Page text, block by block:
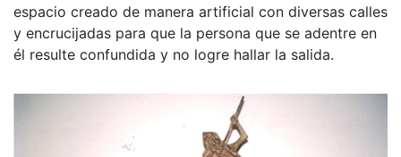
espacio creado de manera artificial con diversas calles
y encrucijadas para que la persona que se adentre en
él resulte confundida y no logre hallar la salida.